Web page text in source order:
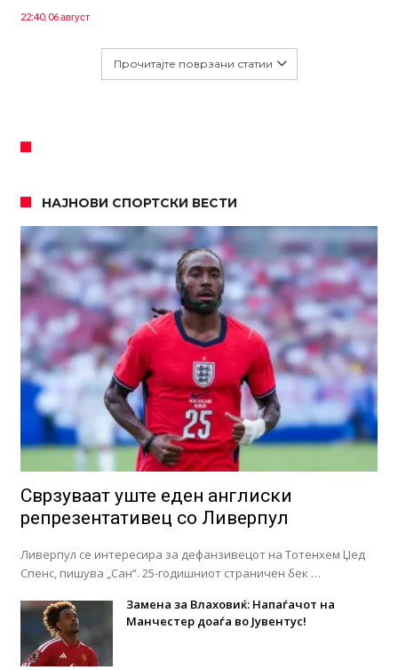
22:40, 06 август
Прочитајте поврзани статии
НАЈНОВИ СПОРТСКИ ВЕСТИ
Сврзуваат уште еден англиски
репрезентативец со Ливерпул
Ливерпул се интересира за дефанзивецот на Тотенхем Џед
Спенс, пишува „Сан“. 25-годишниот страничен бек …
Замена за Влаховиќ: Напаѓачот на
Манчестер доаѓа во Јувентус!